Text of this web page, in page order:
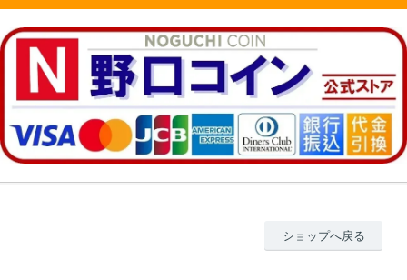
ショップへ戻る